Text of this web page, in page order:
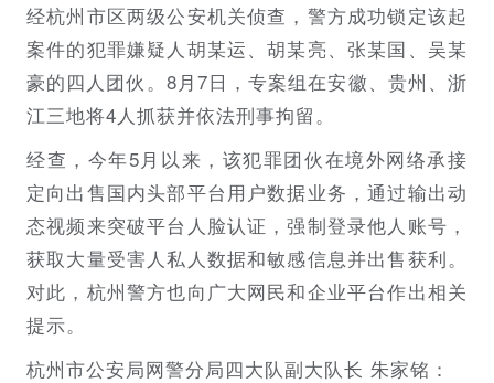
经杭州市区两级公安机关侦查，警方成功锁定该起
案件的犯罪嫌疑人胡某运、胡某亮、张某国、吴某
豪的四人团伙。8月7日，专案组在安徽、贵州、浙
江三地将4人抓获并依法刑事拘留。
经查，今年5月以来，该犯罪团伙在境外网络承接
定向出售国内头部平台用户数据业务，通过输出动
态视频来突破平台人脸认证，强制登录他人账号，
获取大量受害人私人数据和敏感信息并出售获利。
对此，杭州警方也向广大网民和企业平台作出相关
提示。
杭州市公安局网警分局四大队副大队长 朱家铭：